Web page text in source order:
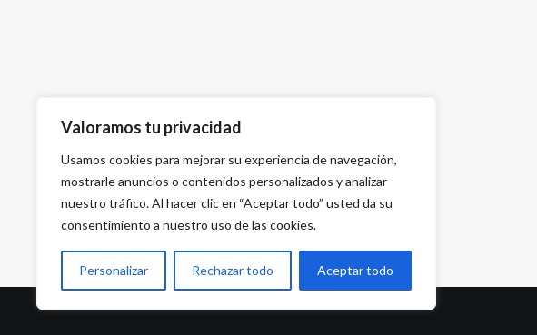
Valoramos tu privacidad
Usamos cookies para mejorar su experiencia de navegación,
mostrarle anuncios o contenidos personalizados y analizar
nuestro tráfico. Al hacer clic en “Aceptar todo” usted da su
consentimiento a nuestro uso de las cookies.
Personalizar Rechazar todo Aceptar todo